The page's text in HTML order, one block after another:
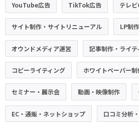
YouTube広告 TikTok広告 テレビ
サイト制作・サイトリニューアル LP制
オウンドメディア運営 記事制作・ライテ
コピーライティング ホワイトペーパー制
セミナー・展示会 動画・映像制作
EC・通販・ネットショップ 口コミ分析